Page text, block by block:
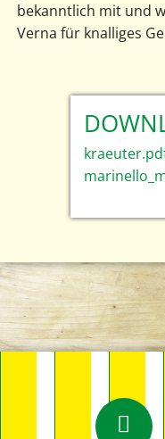
bekanntlich mit und
Verna für knalliges